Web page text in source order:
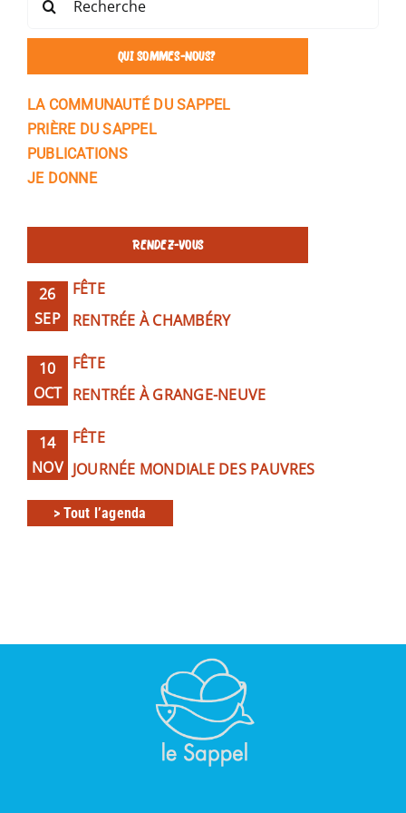
trouves ta joie. »
DEUT 15,4
tout est irrigué
PÈRE JOSEPH WRÉSINSKI
QUI SOMMES-NOUS?
LA COMMUNAUTÉ DU SAPPEL
PRIÈRE DU SAPPEL
PUBLICATIONS
JE DONNE
RENDEZ-VOUS
26
SEP
FÊTE
RENTRÉE À CHAMBÉRY
10
OCT
FÊTE
RENTRÉE À GRANGE-NEUVE
14
NOV
FÊTE
JOURNÉE MONDIALE DES PAUVRES
> Tout l’agenda